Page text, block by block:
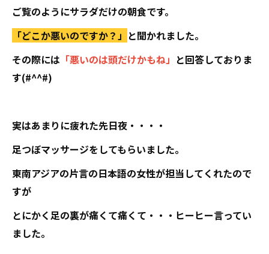
ご覧のようにサラダだけの朝食です。
「どこか悪いのですか？」 と聞かれました。
その際には 「悪いのは頭だけかもね」 と回答しておりま
す(#^^#)
実はあまりに疲れた先日夜・・・・
足つぼマッサージをしてもらいました。
東南アジアの片言の日本語の女性が担当してくれたので
すが
とにかく足の裏が痛くて痛くて・・・ヒーヒー言ってい
ました。